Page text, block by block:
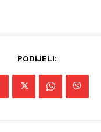
PODIJELI: